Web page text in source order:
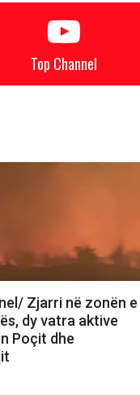
Top Channel
Zjarri në zonën e
dy vatra aktive
Poçit dhe